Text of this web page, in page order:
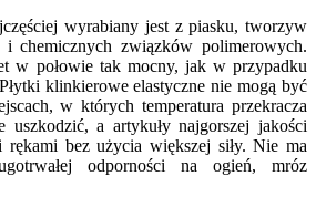
wyrabiany jest z piasku, tworzyw
i chemicznych związków polimerowych.
w połowie tak mocny, jak w przypadku
klinkierowe elastyczne nie mogą być
w których temperatura przekracza
uszkodzić, a artykuły najgorszej jakości
rękami bez użycia większej siły. Nie ma
odporności na ogień, mróz